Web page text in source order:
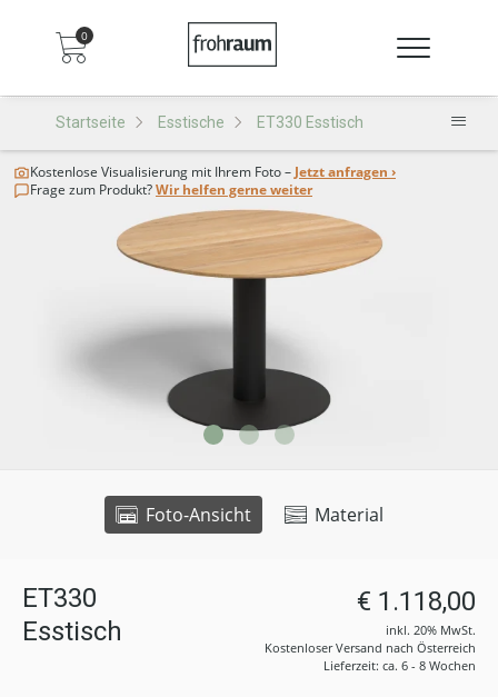
0
Startseite Esstische ET330 Esstisch
Foto-Ansicht Material
Kostenlose Visualisierung mit Ihrem Foto – Jetzt anfragen ›
Frage zum Produkt?Wir helfen gerne weiter
ET330
Esstisch
€ 1.118,00
inkl. 20% MwSt.
Kostenloser Versand nach Österreich
Lieferzeit: ca. 6 - 8 Wochen